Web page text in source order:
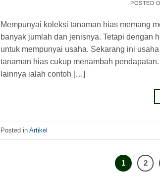
POSTED
Mempunyai koleksi tanaman hias memang
banyak jumlah dan jenisnya. Tetapi dengan
untuk mempunyai usaha. Sekarang ini
tanaman hias cukup menambah
lainnya ialah contoh […]
Posted in Artikel
1 2